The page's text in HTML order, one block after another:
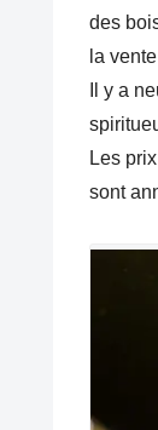
des
la
Il y a
Les
sont